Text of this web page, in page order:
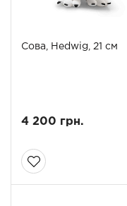
Сова, Hedwig, 21 см
4 200 грн.